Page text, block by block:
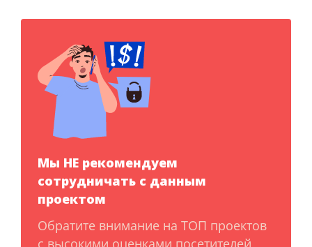
Мы НЕ рекомендуем
сотрудничать с данным
проектом
Обратите внимание на ТОП проектов
с высокими оценками посетителей